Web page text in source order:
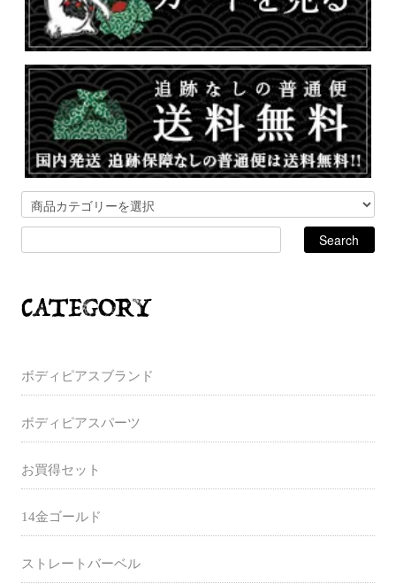
ボディピアスブランド
ボディピアスパーツ
お買得セット
14金ゴールド
ストレートバーベル